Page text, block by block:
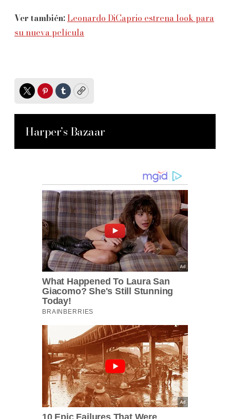
Ver también: Leonardo DiCaprio estrena look para
su nueva película
TwitterPinterest
TumblrCopy
Harper’s Bazaar